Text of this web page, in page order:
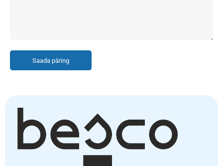
Saada päring